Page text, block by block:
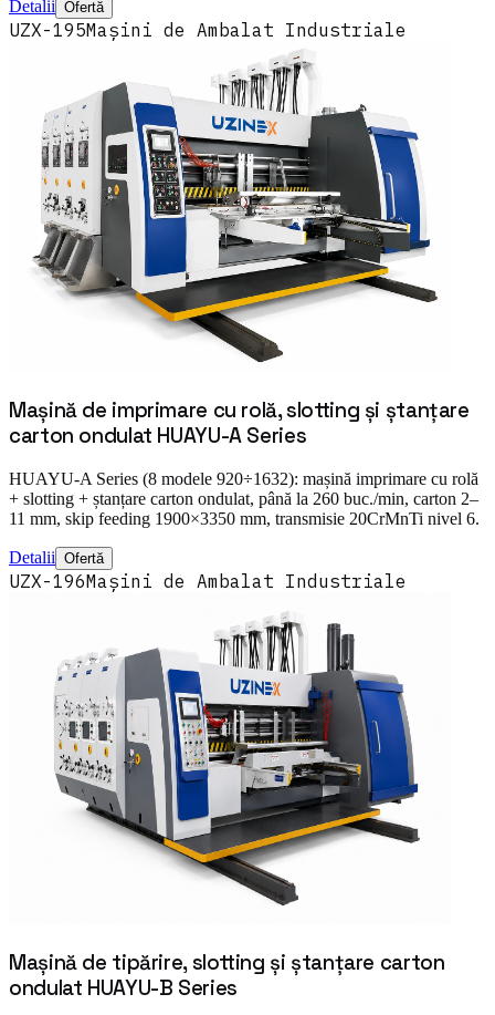
Detalii Ofertă
UZX-195Mașini de Ambalat Industriale
Mașină de imprimare cu rolă, slotting și ștanțare
carton ondulat HUAYU-A Series
HUAYU-A Series (8 modele 920÷1632): mașină imprimare cu rolă
+ slotting + ștanțare carton ondulat, până la 260 buc./min, carton 2–
11 mm, skip feeding 1900×3350 mm, transmisie 20CrMnTi nivel 6.
Detalii Ofertă
UZX-196Mașini de Ambalat Industriale
Mașină de tipărire, slotting și ștanțare carton
ondulat HUAYU-B Series